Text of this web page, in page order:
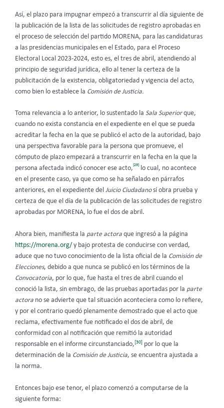
Así, el plazo para impugnar empezó a transcurrir al día siguiente de
la publicación de la lista de las solicitudes de registro aprobadas en
el proceso de selección del partido MORENA, para las candidaturas
a las presidencias municipales en el Estado, para el Proceso
Electoral Local 2023-2024, esto es, el tres de abril, atendiendo al
principio de seguridad jurídica, ello al tener la certeza de la
publicitación de la existencia, obligatoriedad y vigencia del acto,
como bien lo establece la Comisión de Justicia.
Toma relevancia a lo anterior, lo sustentado la Sala Superiorque,
cuando no exista constancia en el expediente en el que se pueda
acreditar la fecha en la que se publicó el acto de la autoridad, bajo
una perspectiva favorable para la persona que promueve, el
cómputo de plazo empezará a transcurrir en la fecha en la que la
persona afectada indicó conocer ese acto,
[29]
lo cual, no acontece
en el presente caso, ya que como se ha señalado en párrafos
anteriores, en el expediente del Juicio Ciudadanosí obra prueba y
certeza de que el día de la publicación de las solicitudes de registro
aprobadas por MORENA, lo fue el dos de abril.
Ahora bien, manifiesta la parte actora que ingresó a la página
https://morena.org/ y bajo protesta de conducirse con verdad,
aduce que no tuvo conocimiento de la lista oficial de la Comisión de
Elecciones, debido a que nunca se publicó en los términos de la
Convocatoria, por lo que, fue hasta el tres de abril cuando el
conoció la lista, sin embrago, de las pruebas aportadas por la parte
actora no se advierte que tal situación aconteciera como lo refiere,
y por el contrario quedó plenamente demostrado que el acto que
reclama, efectivamente fue notificado el dos de abril, de
conformidad con al notificación que remitió la autoridad
responsable en el informe circunstanciado,[30] por lo que la
determinación de la Comisión de Justicia, se encuentra ajustada a
la norma.
Entonces bajo ese tenor, el plazo comenzó a computarse de la
siguiente forma: